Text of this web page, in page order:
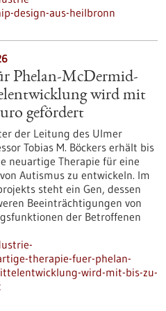
design-aus-heilbronn
Phelan-McDermid-
wird mit
gefördert
der Leitung des Ulmer
Tobias M. Böckers erhält bis
neuartige Therapie für eine
Autismus zu entwickeln. Im
steht ein Gen, dessen
Beeinträchtigungen von
der Betroffenen
therapie-fuer-phelan-
wird-mit-bis-zu-